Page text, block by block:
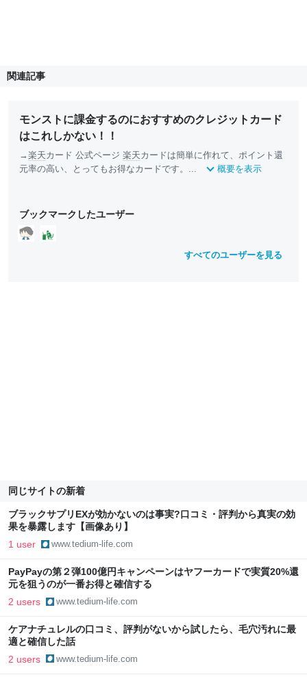
関連記事
モンストに課金するのにおすすめのクレジットカード
はこれしかない！！
→楽天 カード 公式ページ 楽天 カードは簡単に作れて、ポイント還
元率の高い、とってもお得なカードです。...
概要を表示
ブックマークしたユーザー
すべてのユーザーを見る
同じサイトの新着
ブラックサプリEXが効かないのは事実?口コミ・評判から真実の効
果を暴露します【画像あり】
1 user www.tedium-life.com
PayPayの第２弾100億円キャンペーンはヤフーカードで実質20%還
元を狙うのが一番お得と確信する
2 users www.tedium-life.com
ケアナチュレルの口コミ、評判がないから試したら、毛穴汚れに最
適と確信した話
2 users www.tedium-life.com